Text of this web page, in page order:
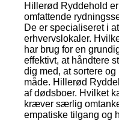
Hillerød Ryddehold
omfattende
De er specialiseret i
erhvervslokaler.
har brug for en
effektivt, at håndtere
dig med, at sortere
måde. Hillerød
af dødsboer. Hvilket
kræver særlig
empatiske tilgang og